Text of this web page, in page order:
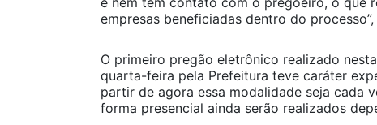
empresas beneficiadas dentro do processo”,
O primeiro pregão eletrônico realizado nesta
quarta-feira pela Prefeitura teve caráter
partir de agora essa modalidade seja cada
forma presencial ainda serão realizados